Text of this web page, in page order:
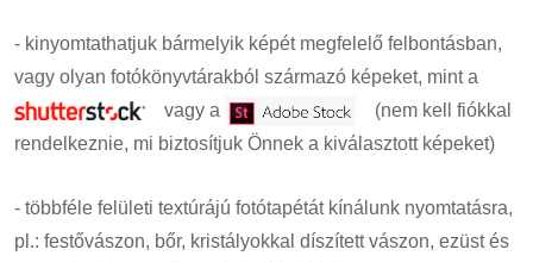
- kinyomtathatjuk bármelyik képét megfelelő felbontásban,
vagy olyan fotókönyvtárakból származó képeket, mint a
vagy a
(nem kell fiókkal
rendelkeznie, mi biztosítjuk Önnek a kiválasztott képeket)
- többféle felületi textúrájú fotótapétát kínálunk nyomtatásra,
pl.: festővászon, bőr, kristályokkal díszített vászon, ezüst és